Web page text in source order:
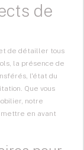
de
de détailler tous
la présence de
l'état du
Que vous
notre
en avant